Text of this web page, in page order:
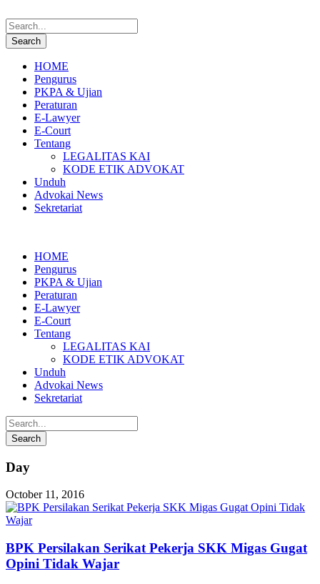
HOME
Pengurus
PKPA & Ujian
Peraturan
E-Lawyer
E-Court
Tentang
LEGALITAS KAI
KODE ETIK ADVOKAT
Unduh
Advokai News
Sekretariat
HOME
Pengurus
PKPA & Ujian
Peraturan
E-Lawyer
E-Court
Tentang
LEGALITAS KAI
KODE ETIK ADVOKAT
Unduh
Advokai News
Sekretariat
Day
October 11, 2016
BPK Persilakan Serikat Pekerja SKK Migas Gugat
Opini Tidak Wajar